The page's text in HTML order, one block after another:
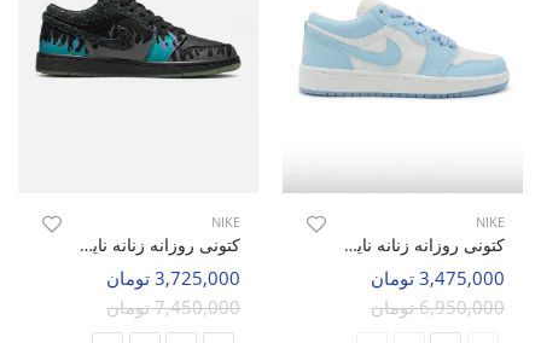
NIKE
کتونی روزانه زنانه نایک Nike Air Jordan 1 Low LX W
3,475,000 تومان
6,950,000 تومان
NIKE
کتونی روزانه زنانه نایک Nike Air Jordan 1 Low Halloween W
3,725,000 تومان
7,450,000 تومان